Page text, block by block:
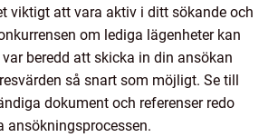
viktigt att vara aktiv i ditt sökande och
om lediga lägenheter kan
beredd att skicka in din ansökan
så snart som möjligt. Se till
dokument och referenser redo
ansökningsprocessen.